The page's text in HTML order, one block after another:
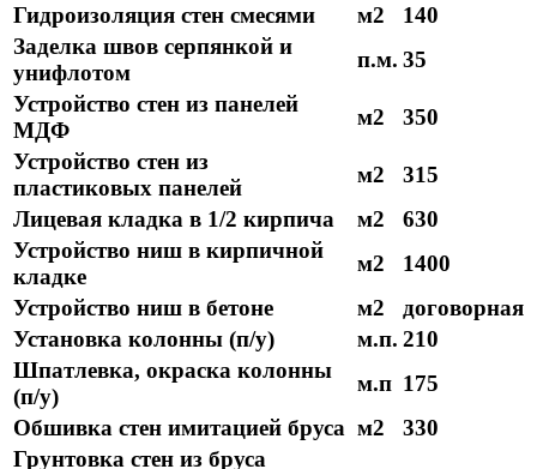
Гидроизоляция стен смесями
м2
140
Заделка швов серпянкой и
унифлотом
п.м. 35
Устройство стен из панелей
МДФ
м2
350
Устройство стен из
пластиковых панелей
м2
315
Лицевая кладка в 1/2 кирпича
м2
630
Устройство ниш в кирпичной
кладке
м2
1400
Устройство ниш в бетоне
м2
договорная
Установка колонны (п/у)
м.п. 210
Шпатлевка, окраска колонны
(п/у)
м.п 175
Обшивка стен имитацией бруса м2
330
Грунтовка стен из бруса